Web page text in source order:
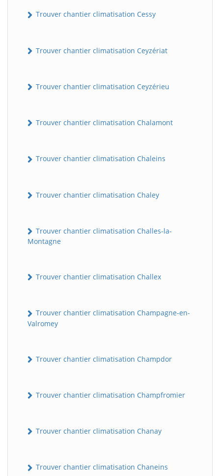
Trouver chantier climatisation Cessy
Trouver chantier climatisation Ceyzériat
Trouver chantier climatisation Ceyzérieu
Trouver chantier climatisation Chalamont
Trouver chantier climatisation Chaleins
Trouver chantier climatisation Chaley
Trouver chantier climatisation Challes-la-
Montagne
Trouver chantier climatisation Challex
Trouver chantier climatisation Champagne-en-
Valromey
Trouver chantier climatisation Champdor
Trouver chantier climatisation Champfromier
Trouver chantier climatisation Chanay
Trouver chantier climatisation Chaneins